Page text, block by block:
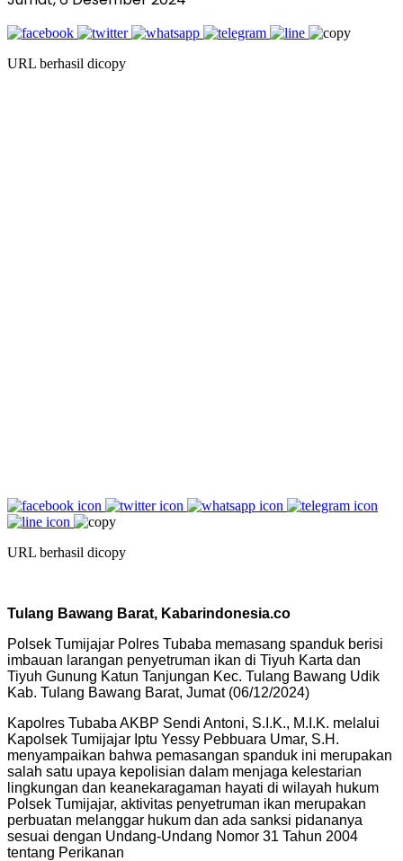
URL berhasil dicopy
URL berhasil dicopy
Tulang Bawang Barat, Kabarindonesia.co
Polsek Tumijajar Polres Tubaba memasang spanduk berisi
imbauan larangan penyetruman ikan di Tiyuh Karta dan
Tiyuh Gunung Katun Tanjungan Kec. Tulang Bawang Udik
Kab. Tulang Bawang Barat, Jumat (06/12/2024)
Kapolres Tubaba AKBP Sendi Antoni, S.I.K., M.I.K. melalui
Kapolsek Tumijajar Iptu Yessy Pebbuara Umar, S.H.
menyampaikan bahwa pemasangan spanduk ini merupakan
salah satu upaya kepolisian dalam menjaga kelestarian
lingkungan dan keanekaragaman hayati di wilayah hukum
Polsek Tumijajar, aktivitas penyetruman ikan merupakan
perbuatan melanggar hukum dan ada sanksi pidananya
sesuai dengan Undang-Undang Nomor 31 Tahun 2004
tentang Perikanan